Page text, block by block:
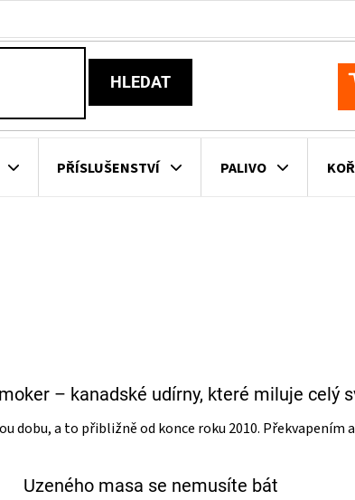
HLEDAT
PŘÍSLUŠENSTVÍ PALIVO
– kanadské udírny, které miluje celý
dobu, a to přibližně od konce roku 2010.
Uzeného masa se nemusíte bát